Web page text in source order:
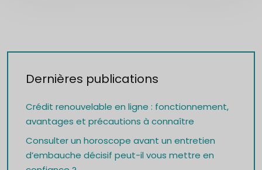
Dernières publications
Crédit renouvelable en ligne : fonctionnement,
avantages et précautions à connaître
Consulter un horoscope avant un entretien
d’embauche décisif peut-il vous mettre en